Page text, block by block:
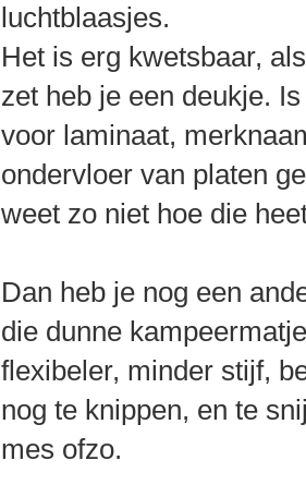
luchtblaasjes.
Het is erg kwetsbaar,
zet heb je een deukje.
voor laminaat,
ondervloer van platen
weet zo niet hoe die
Dan heb je nog een
die dunne
flexibeler, minder stijf,
nog te knippen, en te
mes ofzo.